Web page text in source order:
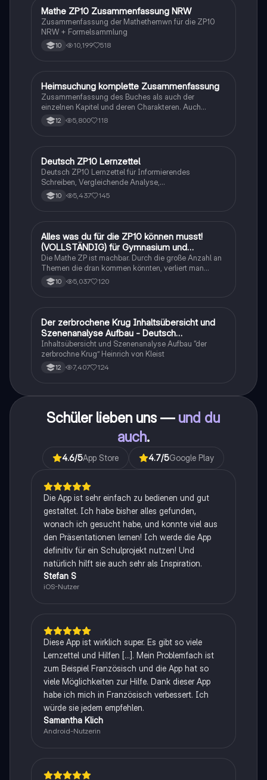
Mathe
Mathe ZP10 Zusammenfassung NRW
Zusammenfassung der Mathethemwn für die ZP10
NRW + Formelsammlung
10 10,199 518
Deutsch
Heimsuchung komplette Zusammenfassung
Zusammenfassung des Buches als auch der
einzelnen Kapitel und deren Charakteren. Auch
tabellarisch. Im Unterricht ohne KI erstellt
12 5,800 118
Deutsch
Deutsch ZP10 Lernzettel
Deutsch ZP10 Lernzettel für Informierendes
Schreiben, Vergleichende Analyse,
Sachtexte/Roman/Gedicht..
10 5,437 145
Mathe
Alles was du für die ZP10 können musst!
(VOLLSTÄNDIG) für Gymnasium und
Realschule
Die Mathe ZP ist machbar. Durch die große Anzahl an
Themen die dran kommen könnten, verliert man
schnell den Überblick. Also habe ich von den kleinsten
Themen bis hin zu den größten alles
10 5,037 120
Deutsch
Der zerbrochene Krug Inhaltsübersicht und
Szenenanalyse Aufbau - Deutsch
Q1/Q2/Abitur
Inhaltsübersicht und Szenenanalyse Aufbau “der
zerbrochne Krug” Heinrich von Kleist
12 7,407 124
Schüler lieben uns — und du
auch.
4.6/5App Store 4.7/5Google Play
Die App ist sehr einfach zu bedienen und gut
gestaltet. Ich habe bisher alles gefunden,
wonach ich gesucht habe, und konnte viel aus
den Präsentationen lernen! Ich werde die App
definitiv für ein Schulprojekt nutzen! Und
natürlich hilft sie auch sehr als Inspiration.
Stefan S
iOS-Nutzer
Diese App ist wirklich super. Es gibt so viele
Lernzettel und Hilfen [...]. Mein Problemfach ist
zum Beispiel Französisch und die App hat so
viele Möglichkeiten zur Hilfe. Dank dieser App
habe ich mich in Französisch verbessert. Ich
würde sie jedem empfehlen.
Samantha Klich
Android-Nutzerin